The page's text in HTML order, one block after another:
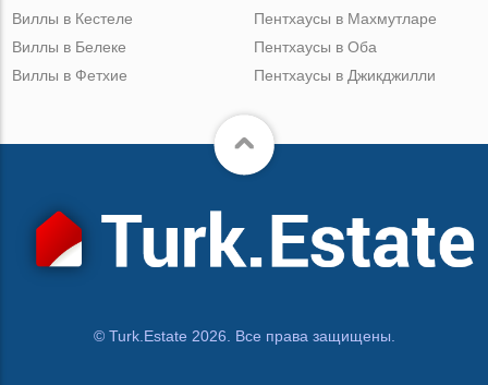
Виллы в Кестеле
Виллы в Белеке
Виллы в Фетхие
Пентхаусы в Махмутларе
Пентхаусы в Оба
Пентхаусы в Джикджилли
© Turk.Estate 2026. Все права защищены.